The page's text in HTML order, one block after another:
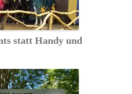
statt Handy und